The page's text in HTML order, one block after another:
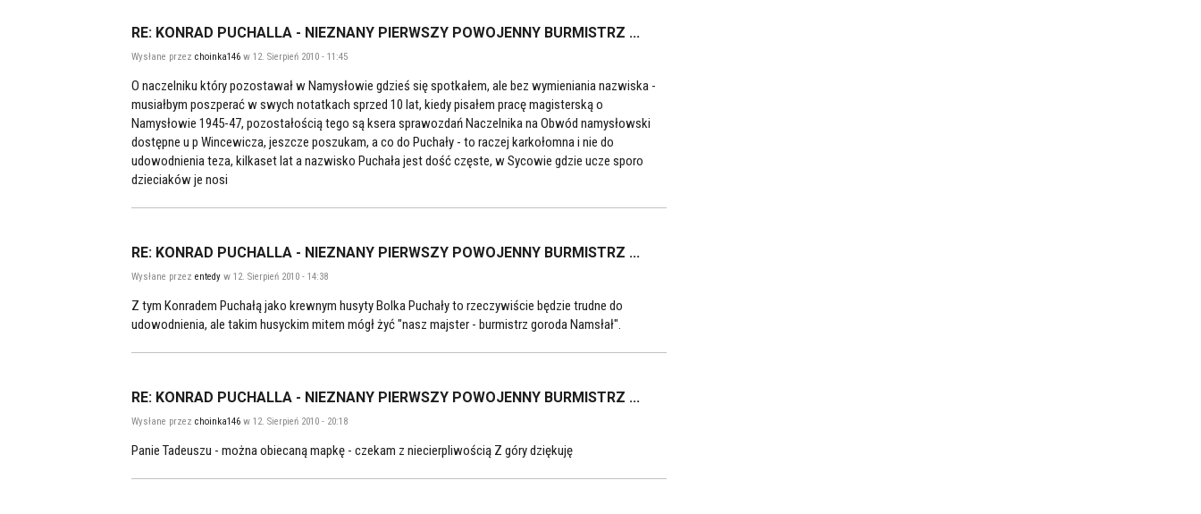
RE: KONRAD PUCHALLA - NIEZNANY PIERWSZY POWOJENNY BURMISTRZ ...
Wysłane przez choinka146 w 12. Sierpień 2010 - 11:45
O naczelniku który pozostawał w Namysłowie gdzieś się spotkałem, ale bez wymieniania nazwiska -
musiałbym poszperać w swych notatkach sprzed 10 lat, kiedy pisałem pracę magisterską o
Namysłowie 1945-47, pozostałością tego są ksera sprawozdań Naczelnika na Obwód namysłowski
dostępne u p Wincewicza, jeszcze poszukam, a co do Puchały - to raczej karkołomna i nie do
udowodnienia teza, kilkaset lat a nazwisko Puchała jest dość częste, w Sycowie gdzie ucze sporo
dzieciaków je nosi
RE: KONRAD PUCHALLA - NIEZNANY PIERWSZY POWOJENNY BURMISTRZ ...
Wysłane przez entedy w 12. Sierpień 2010 - 14:38
Z tym Konradem Puchałą jako krewnym husyty Bolka Puchały to rzeczywiście będzie trudne do
udowodnienia, ale takim husyckim mitem mógł żyć "nasz majster - burmistrz goroda Namsłał".
RE: KONRAD PUCHALLA - NIEZNANY PIERWSZY POWOJENNY BURMISTRZ ...
Wysłane przez choinka146 w 12. Sierpień 2010 - 20:18
Panie Tadeuszu - można obiecaną mapkę - czekam z niecierpliwością Z góry dziękuję